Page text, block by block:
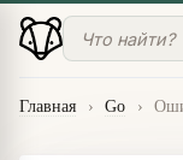
Главная › Go ›